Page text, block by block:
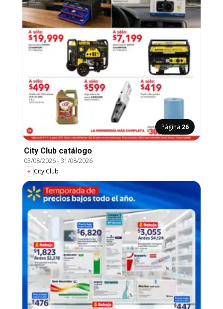
Página 26
City Club catálogo
03/08/2026-31/08/2026
City Club